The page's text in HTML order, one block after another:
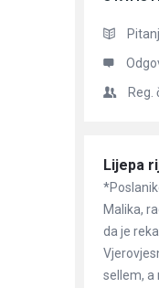
Reg.
Lijepa
Malika,
da je
sellem, a